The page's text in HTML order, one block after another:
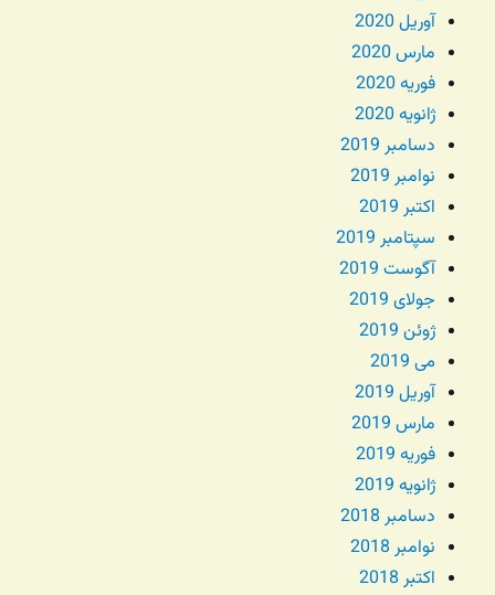
آوریل 2020
مارس 2020
فوریه 2020
ژانویه 2020
دسامبر 2019
نوامبر 2019
اکتبر 2019
سپتامبر 2019
آگوست 2019
جولای 2019
ژوئن 2019
می 2019
آوریل 2019
مارس 2019
فوریه 2019
ژانویه 2019
دسامبر 2018
نوامبر 2018
اکتبر 2018